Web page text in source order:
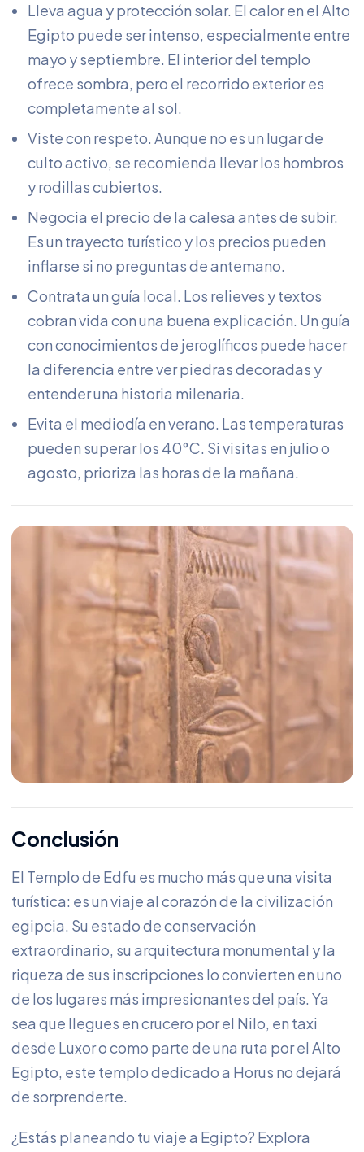
Lleva agua y protección solar. El calor en el Alto
Egipto puede ser intenso, especialmente entre
mayo y septiembre. El interior del templo
ofrece sombra, pero el recorrido exterior es
completamente al sol.
Viste con respeto. Aunque no es un lugar de
culto activo, se recomienda llevar los hombros
y rodillas cubiertos.
Negocia el precio de la calesa antes de subir.
Es un trayecto turístico y los precios pueden
inflarse si no preguntas de antemano.
Contrata un guía local. Los relieves y textos
cobran vida con una buena explicación. Un guía
con conocimientos de jeroglíficos puede hacer
la diferencia entre ver piedras decoradas y
entender una historia milenaria.
Evita el mediodía en verano. Las temperaturas
pueden superar los 40°C. Si visitas en julio o
agosto, prioriza las horas de la mañana.
Conclusión
El Templo de Edfu es mucho más que una visita
turística: es un viaje al corazón de la civilización
egipcia. Su estado de conservación
extraordinario, su arquitectura monumental y la
riqueza de sus inscripciones lo convierten en uno
de los lugares más impresionantes del país. Ya
sea que llegues en crucero por el Nilo, en taxi
desde Luxor o como parte de una ruta por el Alto
Egipto, este templo dedicado a Horus no dejará
de sorprenderte.
¿Estás planeando tu viaje a Egipto? Explora